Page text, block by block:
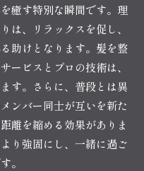
癒す特別な瞬間です。理
は、リラックスを促し、
助けとなります。髪を整
ービスとプロの技術は、
す。さらに、普段とは異
ンバー同士が互いを新た
離を縮める効果がありま
り強固にし、一緒に過ご
。